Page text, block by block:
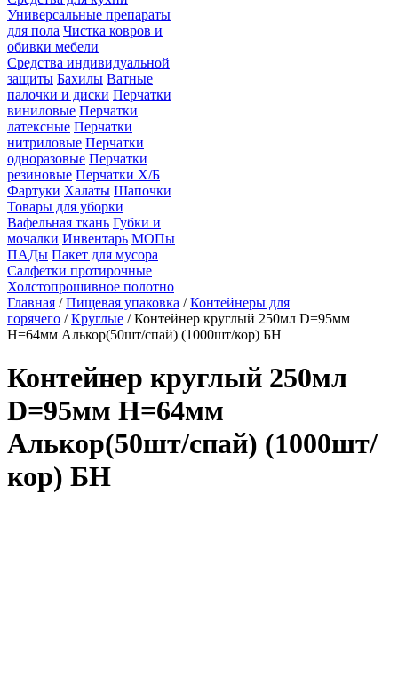
Универсальные препараты
для пола Чистка ковров и
обивки мебели
Средства индивидуальной
защиты Бахилы Ватные
палочки и диски Перчатки
виниловые Перчатки
латексные Перчатки
нитриловые Перчатки
одноразовые Перчатки
резиновые Перчатки Х/Б
Фартуки Халаты Шапочки
Товары для уборки
Вафельная ткань Губки и
мочалки Инвентарь МОПы
ПАДы Пакет для мусора
Салфетки протирочные
Холстопрошивное полотно
Главная /Пищевая упаковка /Контейнеры для
горячего /Круглые / Контейнер круглый 250мл D=95мм
H=64мм Алькор(50шт/спай) (1000шт/кор) БН
Контейнер круглый 250мл
D=95мм H=64мм
Алькор(50шт/спай) (1000шт/
кор) БН